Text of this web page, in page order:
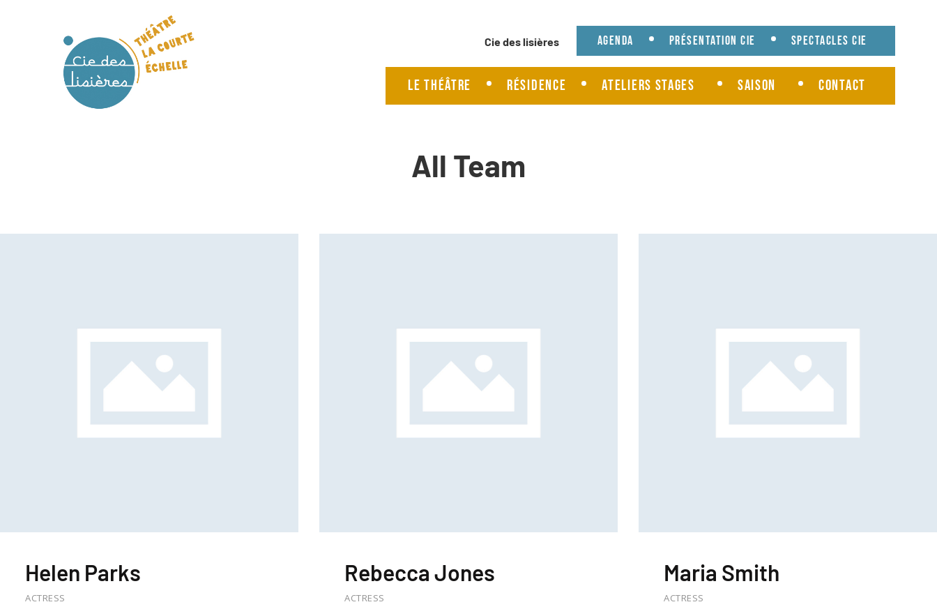
Agenda Présentation cie Spectacles cie
Le Théâtre Résidence Ateliers Stages Saison Contact
All Team
Présentation cie
Spectacles cie
Helen Parks
ACTRESS
Rebecca Jones
ACTRESS
Maria Smith
ACTRESS